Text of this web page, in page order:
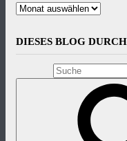
Archiv
DIESES BLOG